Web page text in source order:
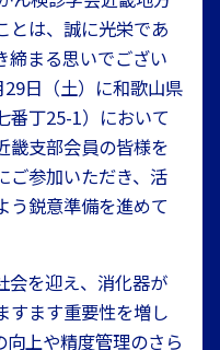
とは、誠に光栄であ
締まる思いでござい
日（土）に和歌山県
番丁25-1）において
畿支部会員の皆様を
ご参加いただき、活
う鋭意準備を進めて
会を迎え、消化器が
すます重要性を増し
上や精度管理のさら